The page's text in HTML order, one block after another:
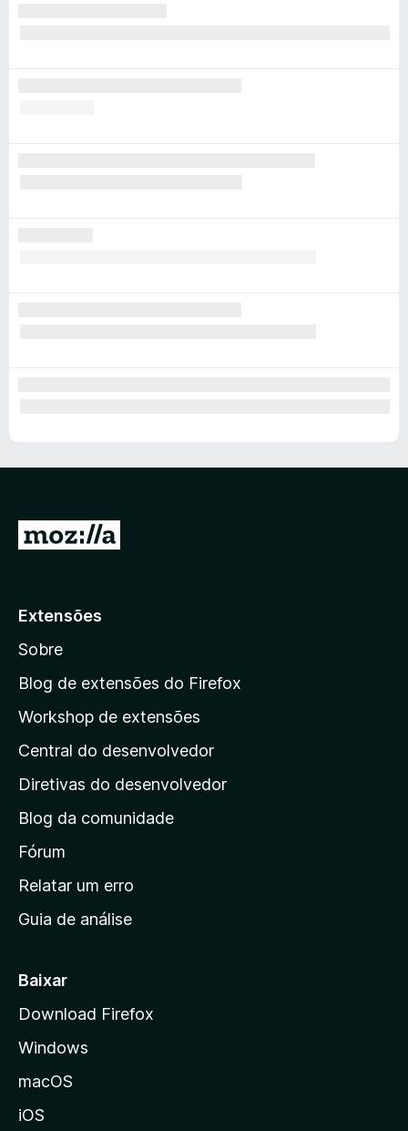
a
a
a
á
g
i
a
i
n
c
a
d
a
z
Extensões
Sobre
Blog de extensões do Firefox
Workshop de extensões
Central do desenvolvedor
Diretivas do desenvolvedor
Blog da comunidade
Fórum
Relatar um erro
Guia de análise
Baixar
Download Firefox
Windows
macOS
iOS